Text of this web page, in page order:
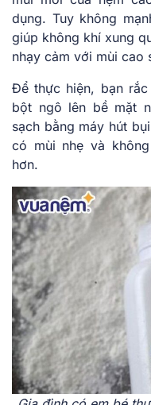
dụng. Tuy không
giúp không khí xung
nhạy cảm với mùi cao
Để thực hiện, bạn
bột ngô lên bề mặt
sạch bằng máy hút
có mùi nhẹ và
hơn.